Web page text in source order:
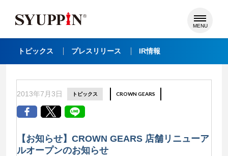
MENU
トピックス プレスリリース IR情報
2013年7月3日 トピックス CROWN GEARS
【お知らせ】CROWN GEARS 店舗リニューア
ルオープンのお知らせ